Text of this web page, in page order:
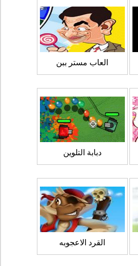
العاب مستر ببن
دبابة التلوين
القرد الاعجوبه